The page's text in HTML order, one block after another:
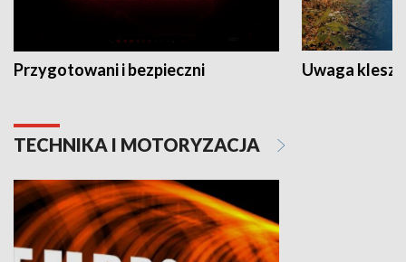
Przygotowani i bezpieczni Uwaga
TECHNIKA I MOTORYZACJA